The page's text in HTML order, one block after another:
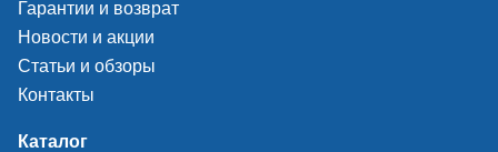
Гарантии и возврат
Новости и акции
Статьи и обзоры
Контакты
Каталог